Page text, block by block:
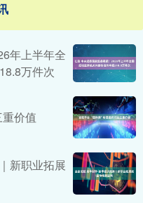
年上半年全
万件次
价值
新职业拓展